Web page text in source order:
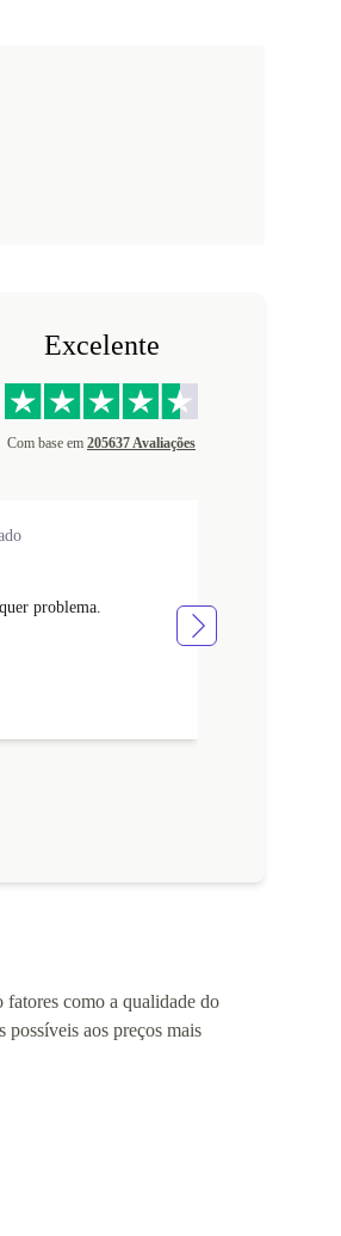
Excelente
Com base em 205637 Avaliações
problema.
fatores como a qualidade do
aos preços mais